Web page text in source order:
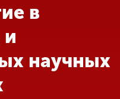
в
научных